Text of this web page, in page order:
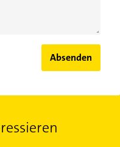
Absenden